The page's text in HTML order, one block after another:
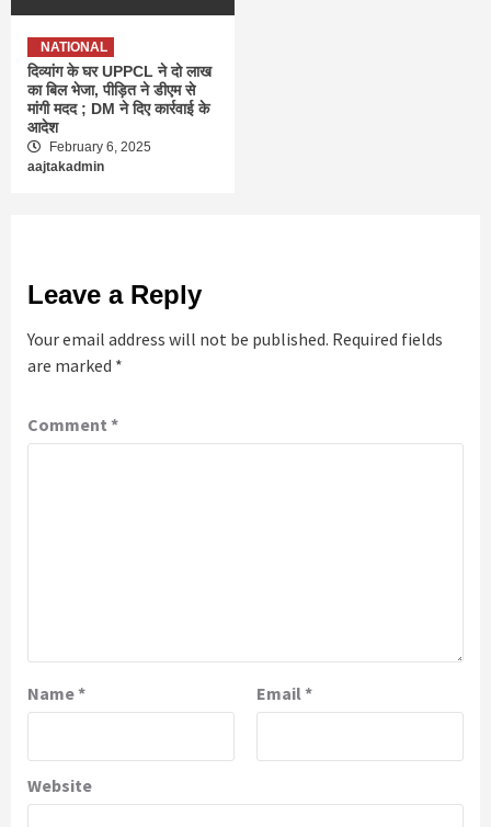
NATIONAL
दिव्यांग के घर UPPCL ने दो लाख
का बिल भेजा, पीड़ित ने डीएम से
मांगी मदद ; DM ने दिए कार्रवाई के
आदेश
February 6, 2025
aajtakadmin
Leave a Reply
Your email address will not be published. Required fields
are marked *
Comment *
Name* Email *
Website